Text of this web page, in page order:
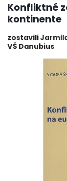
Konfliktné
kontinente
zostavili
VŠ Danubius